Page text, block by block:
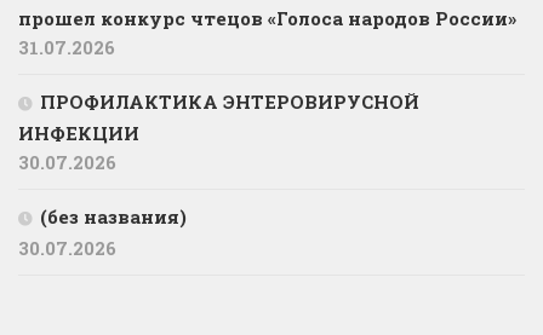
прошел конкурс чтецов «Голоса народов России»
31.07.2026
ПРОФИЛАКТИКА ЭНТЕРОВИРУСНОЙ
ИНФЕКЦИИ
30.07.2026
(без названия)
30.07.2026